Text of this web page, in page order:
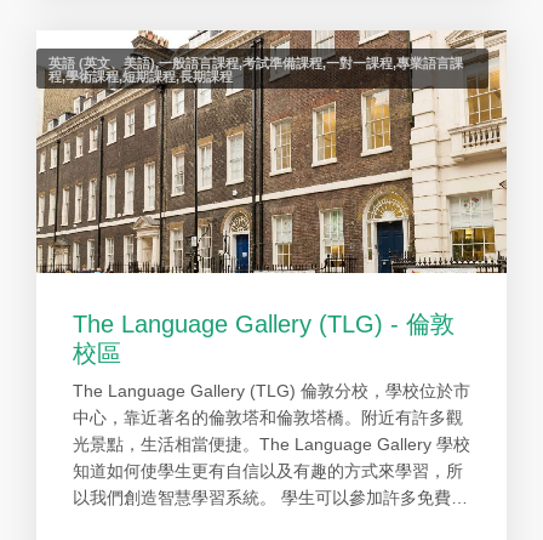
英語 (英文、美語),一般語言課程,考試準備課程,一對一課程,專業語言課
程,學術課程,短期課程,長期課程
The Language Gallery (TLG) - 倫敦
校區
The Language Gallery (TLG) 倫敦分校，學校位於市
中心，靠近著名的倫敦塔和倫敦塔橋。附近有許多觀
光景點，生活相當便捷。The Language Gallery 學校
知道如何使學生更有自信以及有趣的方式來學習，所
以我們創造智慧學習系統。 學生可以參加許多免費的